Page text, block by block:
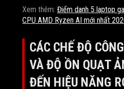
Xem thêm: Điểm danh 5 laptop
CPU AMD Ryzen AI mới nhất
CÁC CHẾ ĐỘ
VÀ ĐỘ ỒN QUẠT
ĐẾN HIỆU NĂNG